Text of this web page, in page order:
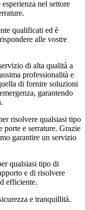
nel settore
qualificati ed è
alle vostre
di alta qualità a
professionalità e
di fornire soluzioni
garantendo
risolvere qualsiasi tipo
porte e serrature. Grazie
garantire un servizio
qualsiasi tipo di
e di risolvere
efficiente.
e tranquillità.